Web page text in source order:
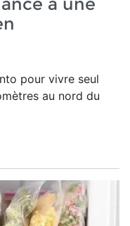
pour vivre seul
au nord du